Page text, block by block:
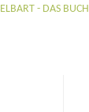
- DAS BUCH